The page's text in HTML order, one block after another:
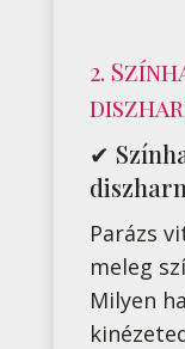
2.
✔
Parázs
meleg
Milyen